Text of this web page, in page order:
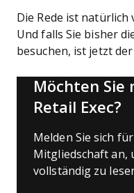
Die Rede ist natürlich
Und falls Sie bisher
besuchen, ist jetzt
Möchten Sie
Retail Exec?
Melden Sie sich
Mitgliedschaft an,
vollständig zu